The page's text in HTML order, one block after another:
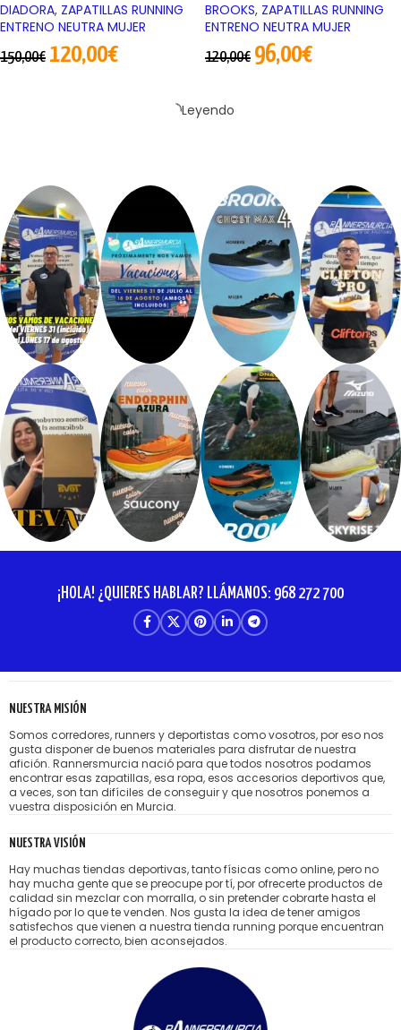
DIADORA, ZAPATILLAS RUNNING
ENTRENO NEUTRA MUJER
150,00€ 120,00€
BROOKS, ZAPATILLAS RUNNING
ENTRENO NEUTRA MUJER
120,00€ 96,00€
Leyendo
¡HOLA! ¿QUIERES HABLAR? LLÁMANOS: 968 272 700
NUESTRA MISIÓN
Somos corredores, runners y deportistas como vosotros, por eso nos
gusta disponer de buenos materiales para disfrutar de nuestra
afición. Rannersmurcia nació para que todos nosotros podamos
encontrar esas zapatillas, esa ropa, esos accesorios deportivos que,
a veces, son tan difíciles de conseguir y que nosotros ponemos a
vuestra disposición en Murcia.
NUESTRA VISIÓN
Hay muchas tiendas deportivas, tanto físicas como online, pero no
hay mucha gente que se preocupe por tí, por ofrecerte productos de
calidad sin mezclar con morralla, o sin pretender cobrarte hasta el
hígado por lo que te venden. Nos gusta la idea de tener amigos
satisfechos que vienen a nuestra tienda running porque encuentran
el producto correcto, bien aconsejados.